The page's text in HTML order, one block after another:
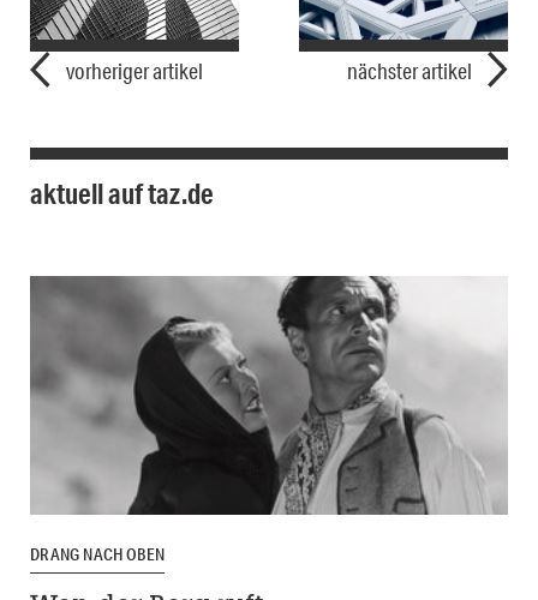
vorheriger artikel nächster artikel
aktuell auf taz.de
DRANG NACH OBEN